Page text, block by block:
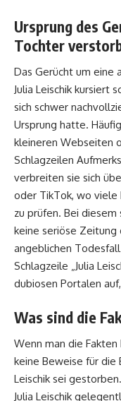
Ursprung des
Tochter
Das Gerücht um eine
Julia Leischik kursiert
sich schwer
Ursprung hatte.
kleineren Webseiten
Schlagzeilen
verbreiten sie sich
oder TikTok, wo
zu prüfen. Bei
keine seriöse Zeitung
angeblichen
Schlagzeile „Julia
dubiosen Portalen
Was sind die
Wenn man die
keine Beweise für die
Leischik sei
Julia Leischik